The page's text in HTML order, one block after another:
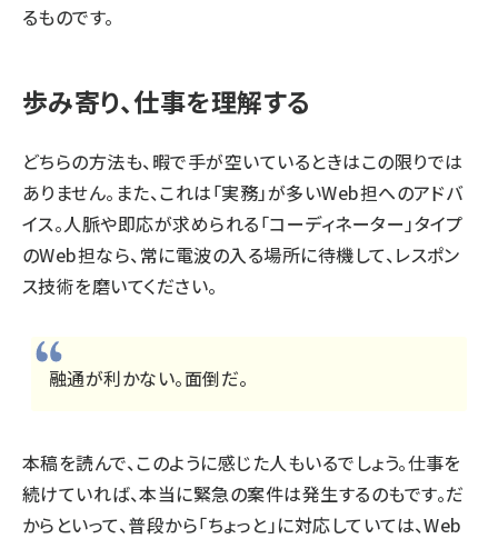
るものです。
歩み寄り、仕事を理解する
どちらの方法も、暇で手が空いているときはこの限りでは
ありません。また、これは「実務」が多いWeb担へのアドバ
イス。人脈や即応が求められる「コーディネーター」タイプ
のWeb担なら、常に電波の入る場所に待機して、レスポン
ス技術を磨いてください。
融通が利かない。面倒だ。
本稿を読んで、このように感じた人もいるでしょう。仕事を
続けていれば、本当に緊急の案件は発生するのもです。だ
からといって、普段から「ちょっと」に対応していては、Web